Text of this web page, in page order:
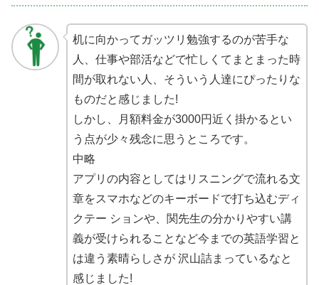
机に向かってガッツリ勉強するのが苦手な
人、仕事や部活などで忙しくてまとまった時
間が取れない人、そういう人達にぴったりな
ものだと感じました!
しかし、月額料金が3000円近く掛かるとい
う点が少々残念に思うところです。
中略
アプリの内容としてはリスニングで流れる文
章をスマホなどのキーボードで打ち込むディ
クテー ションや、関先生の分かりやすい講
義が受けられることなど今までの英語学習と
は違う素晴らしさが 沢山詰まっているなと
感じました!